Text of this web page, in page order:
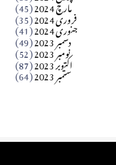
مارچ 2024 (45) فروری 2024 (35) جنوری 2024 (41) دسمبر 2023 (49) نومبر 2023 (52) اکتوبر 2023 (87) ستمبر 2023 (64)